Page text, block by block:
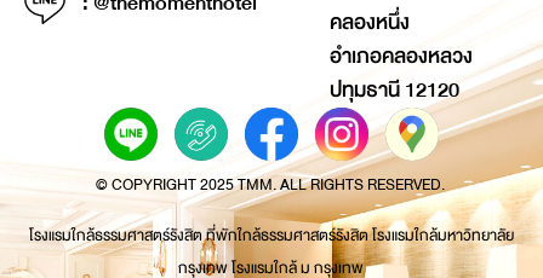
คลองหนึ่ง
อำเภอคลองหลวง
ปทุมธานี 12120
© COPYRIGHT 2025 TMM. ALL RIGHTS RESERVED.
โรงแรมใกล้ธรรมศาสตร์รังสิต ที่พักใกล้ธรรมศาสตร์รังสิต โรงแรมใกล้มหาวิทยาลัย
กรุงเทพ โรงแรมใกล้ ม กรุงเทพ